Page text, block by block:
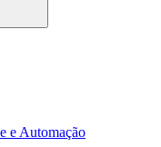
e Automação